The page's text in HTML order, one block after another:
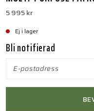
5 995 kr
Ej i lager
Bli notifierad